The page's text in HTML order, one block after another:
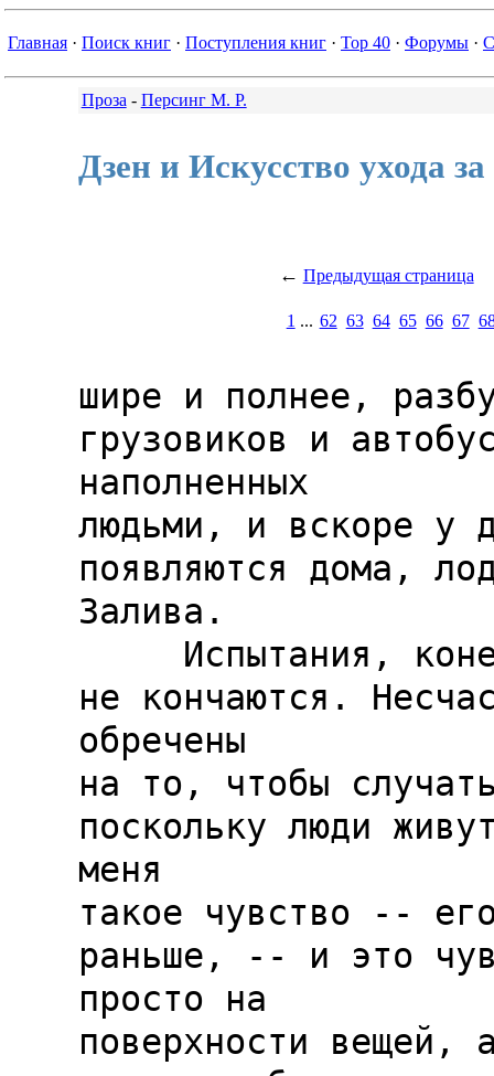
Главная · Поиск книг · Поступления книг · Top 40 · Форумы ·
Проза - Персинг М. Р.
Дзен и Искусство ухода
← Предыдущая страница
1 ... 62 63 64 65 66 67
шире и полнее,
грузовиков и
наполненных
людьми, и вскоре у
появляются дома,
Залива.
не кончаются.
обречены
на то, чтобы
поскольку люди
меня
такое чувство --
раньше, -- и это
просто на
поверхности вещей,